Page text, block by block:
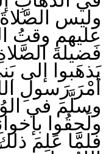
وليس
عليهم وقتُ
فَضيلةَ
يَذهَبوا إلى
أمْرَ رَسولِ
وسلَّمَ في
ولَحِقُوا
فلمَّا عَلِمَ